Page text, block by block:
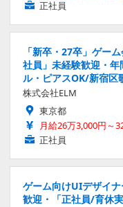
正社員
「新卒・27卒」ゲー
社員」未経験歓迎・
ル・ピアスOK/新宿区
株式会社ELM
東京都
月給26万3,000円～
正社員
ゲーム向けUIデザイ
歓迎・「正社員/育休